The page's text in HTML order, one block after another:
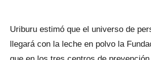
Uriburu estimó que el universo de
llegará con la leche en polvo la